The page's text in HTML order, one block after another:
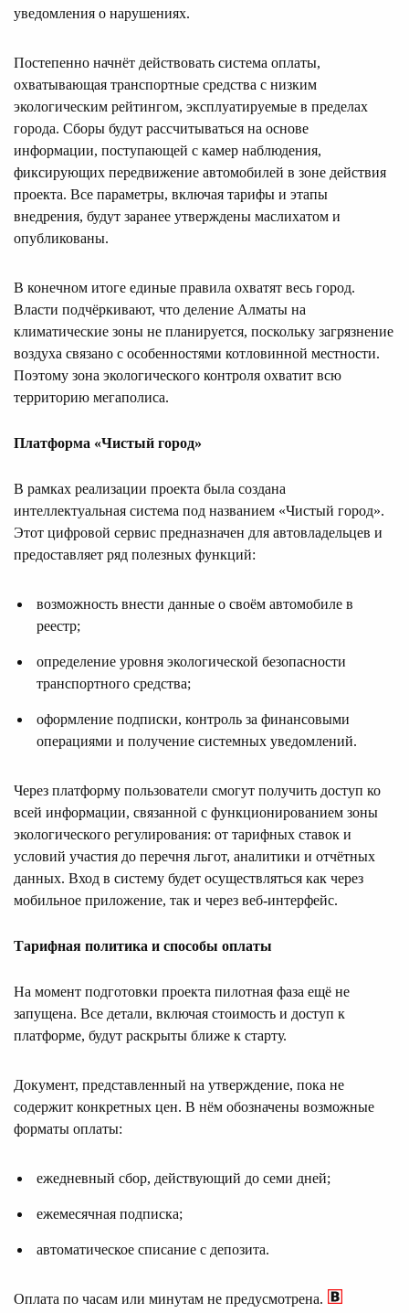
уведомления о нарушениях.
Постепенно начнёт действовать система оплаты,
охватывающая транспортные средства с низким
экологическим рейтингом, эксплуатируемые в пределах
города. Сборы будут рассчитываться на основе
информации, поступающей с камер наблюдения,
фиксирующих передвижение автомобилей в зоне действия
проекта. Все параметры, включая тарифы и этапы
внедрения, будут заранее утверждены маслихатом и
опубликованы.
В конечном итоге единые правила охватят весь город.
Власти подчёркивают, что деление Алматы на
климатические зоны не планируется, поскольку загрязнение
воздуха связано с особенностями котловинной местности.
Поэтому зона экологического контроля охватит всю
территорию мегаполиса.
Платформа «Чистый город»
В рамках реализации проекта была создана
интеллектуальная система под названием «Чистый город».
Этот цифровой сервис предназначен для автовладельцев и
предоставляет ряд полезных функций:
возможность внести данные о своём автомобиле в
реестр;
определение уровня экологической безопасности
транспортного средства;
оформление подписки, контроль за финансовыми
операциями и получение системных уведомлений.
Через платформу пользователи смогут получить доступ ко
всей информации, связанной с функционированием зоны
экологического регулирования: от тарифных ставок и
условий участия до перечня льгот, аналитики и отчётных
данных. Вход в систему будет осуществляться как через
мобильное приложение, так и через веб-интерфейс.
Тарифная политика и способы оплаты
На момент подготовки проекта пилотная фаза ещё не
запущена. Все детали, включая стоимость и доступ к
платформе, будут раскрыты ближе к старту.
Документ, представленный на утверждение, пока не
содержит конкретных цен. В нём обозначены возможные
форматы оплаты:
ежедневный сбор, действующий до семи дней;
ежемесячная подписка;
автоматическое списание с депозита.
Оплата по часам или минутам не предусмотрена.